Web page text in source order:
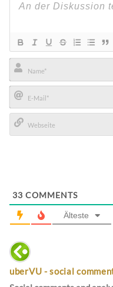
Name*
E-
Mail*
33 COMMENTS
Älteste
uberVU - social